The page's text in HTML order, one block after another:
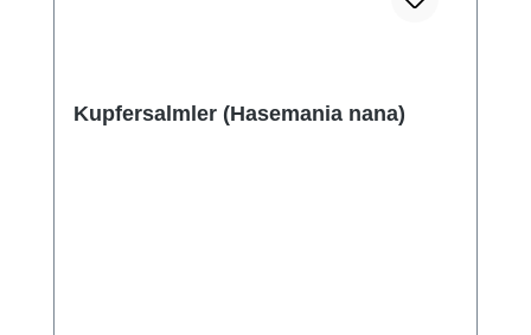
Kupfersalmler (Hasemania nana)